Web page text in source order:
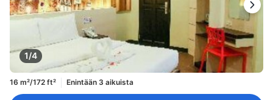
1/4
16 m²/172 ft² Enintään 3 aikuista